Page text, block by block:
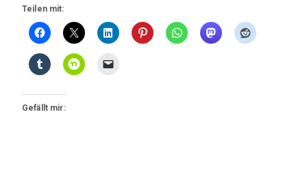
Teilen mit:
Gefällt mir: